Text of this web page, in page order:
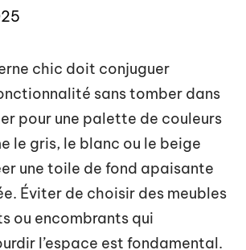
chic doit conjuguer
sans tomber dans
pour une palette de couleurs
le gris, le blanc ou le beige
une toile de fond apaisante
Éviter de choisir des meubles
ou encombrants qui
l’espace est fondamental.